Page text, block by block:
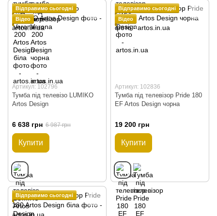
Відправимо сьогодні
Відео
Артикул: 102796
Тумба під телевізо LUMIKO
Artos Design
6 638 грн 6 987 грн
Купити
Відправимо сьогодні
Відео
Артикул: 102836
Тумба під телевізор Pride 180
EF Artos Design чорна
19 200 грн
Купити
Відправимо сьогодні